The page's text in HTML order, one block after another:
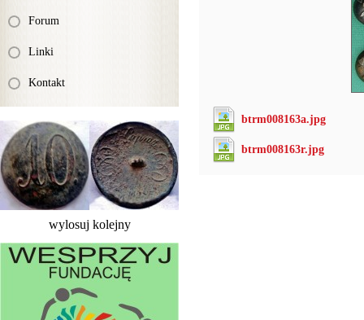
Forum
Linki
Kontakt
wylosuj kolejny
btrm008163a.jpg
btrm008163r.jpg